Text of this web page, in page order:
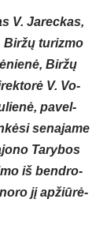
V. Ja­rec­kas,
Bir­žų tu­riz­mo
Bir­žų
V. Vo­
pa­vel­
se­na­ja­me
Ta­ry­bos
iš bend­ro­
jį ap­žiū­rė­